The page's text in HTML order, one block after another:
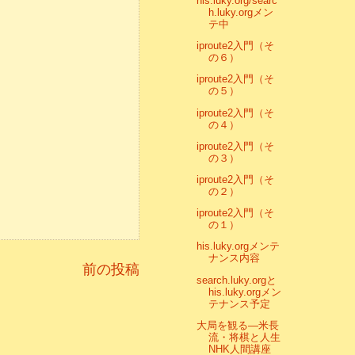
前の投稿
h.luky.orgメン
テ中
iproute2入門（そ
の６）
iproute2入門（そ
の５）
iproute2入門（そ
の４）
iproute2入門（そ
の３）
iproute2入門（そ
の２）
iproute2入門（そ
の１）
his.luky.orgメンテ
ナンス内容
search.luky.orgと
his.luky.orgメン
テナンス予定
大局を観る―米長
流・将棋と人生
NHK人間講座